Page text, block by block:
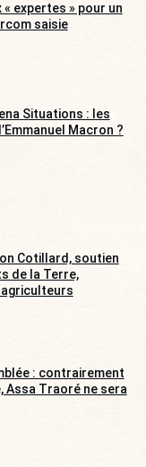
expertes » pour un
saisie
Situations : les
Macron ?
Cotillard, soutien
de la Terre,
: contrairement
Assa Traoré ne sera